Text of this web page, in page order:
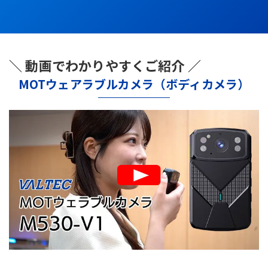
＼ 動画でわかりやすくご紹介 ／
MOTウェアラブルカメラ（ボディカメラ）